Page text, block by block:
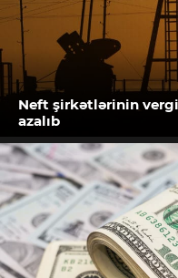
Neft şirkətlərinin
azalıb